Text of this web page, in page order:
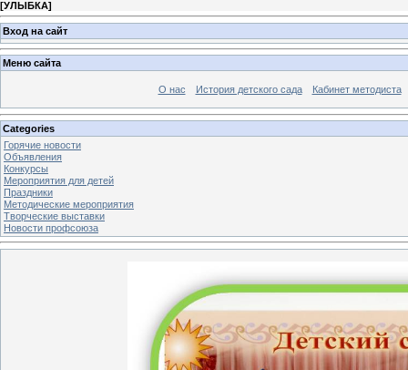
[УЛЫБКА]
Вход на сайт
Меню сайта
О нас История детского сада Кабинет методиста
Categories
Горячие новости
Объявления
Конкурсы
Мероприятия для детей
Праздники
Методические мероприятия
Творческие выставки
Новости профсоюза